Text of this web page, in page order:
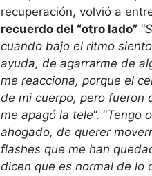
recuperación, volvió a
recuerdo del “otro lado” “
cuando bajo el ritmo
ayuda, de agarrarme de
me reacciona, porque el
de mi cuerpo, pero fueron
me apagó la tele”. “Tengo
ahogado, de querer
flashes que me han
dicen que es normal de lo